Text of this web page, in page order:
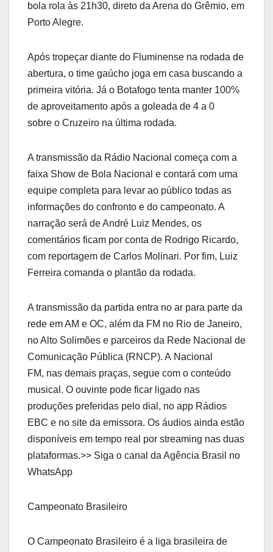
bola rola às 21h30, direto da Arena do Grêmio, em
Porto Alegre.
Após tropeçar diante do Fluminense na rodada de
abertura, o time gaúcho joga em casa buscando a
primeira vitória. Já o Botafogo tenta manter 100%
de aproveitamento após a goleada de 4 a 0
sobre o Cruzeiro na última rodada.
A transmissão da Rádio Nacional começa com a
faixa Show de Bola Nacional e contará com uma
equipe completa para levar ao público todas as
informações do confronto e do campeonato. A
narração será de André Luiz Mendes, os
comentários ficam por conta de Rodrigo Ricardo,
com reportagem de Carlos Molinari. Por fim, Luiz
Ferreira comanda o plantão da rodada.
A transmissão da partida entra no ar para parte da
rede em AM e OC, além da FM no Rio de Janeiro,
no Alto Solimões e parceiros da Rede Nacional de
Comunicação Pública (RNCP). A Nacional
FM, nas demais praças, segue com o conteúdo
musical. O ouvinte pode ficar ligado nas
produções preferidas pelo dial, no app Rádios
EBC e no site da emissora. Os áudios ainda estão
disponíveis em tempo real por streaming nas duas
plataformas.>> Siga o canal da Agência Brasil no
WhatsApp
Campeonato Brasileiro
O Campeonato Brasileiro é a liga brasileira de